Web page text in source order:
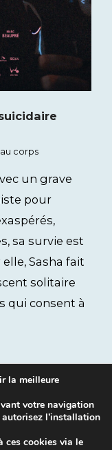
corps
un grave
pour
sa survie est
Sasha fait
solitaire
qui consent à
la meilleure
votre navigation
l’installation
ces cookies via le